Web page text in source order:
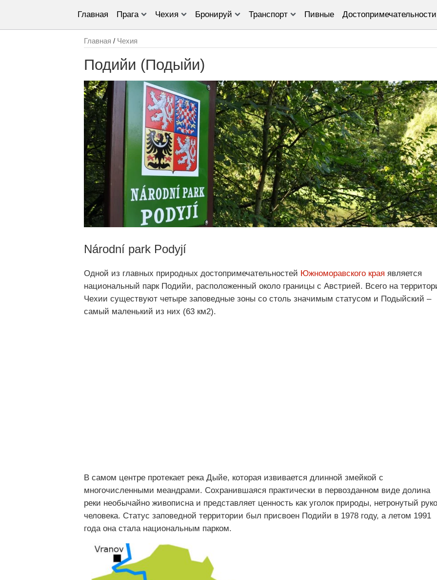
Главная Прага Чехия Бронируй Транспорт Пивные Достопримечательности
Главная / Чехия
Подийи (Подыйи)
Národní park Podyjí
Одной из главных природных достопримечательностей Южноморавского края является
национальный парк Подийи, расположенный около границы с Австрией. Всего на
Чехии существуют четыре заповедные зоны со столь значимым статусом и Подыйский –
самый маленький из них (63 км2).
В самом центре протекает река Дыйе, которая извивается длинной змейкой с
многочисленными меандрами. Сохранившаяся практически в первозданном виде долина
реки необычайно живописна и представляет ценность как уголок природы, нетронутый
человека. Статус заповедной территории был присвоен Подийи в 1978 году, а летом 1991
года она стала национальным парком.